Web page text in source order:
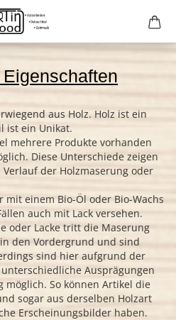
aus Holz. Holz ist ein
ist ein Unikat.
mehrere Produkte vorhanden
Diese Unterschiede zeigen
der Holzmaserung oder
einem Bio-Öl oder Bio-Wachs
auch mit Lack versehen.
oder Lacke tritt die Maserung
den Vordergrund und sind
sind hier aufgrund der
Ausprägungen
möglich. So können Artikel die
sogar aus derselben Holzart
Erscheinungsbilder haben.